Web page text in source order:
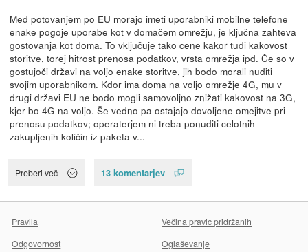
Med potovanjem po EU morajo imeti uporabniki mobilne telefone
enake pogoje uporabe kot v domačem omrežju, je ključna zahteva
gostovanja kot doma. To vključuje tako cene kakor tudi kakovost
storitve, torej hitrost prenosa podatkov, vrsta omrežja ipd. Če so v
gostujoči državi na voljo enake storitve, jih bodo morali nuditi
svojim uporabnikom. Kdor ima doma na voljo omrežje 4G, mu v
drugi državi EU ne bodo mogli samovoljno znižati kakovost na 3G,
kjer bo 4G na voljo. Še vedno pa ostajajo dovoljene omejitve pri
prenosu podatkov; operaterjem ni treba ponuditi celotnih
zakupljenih količin iz paketa v...
Preberi več 13 komentarjev
Pravila
Večina pravic pridržanih
Odgovornost
Oglaševanje